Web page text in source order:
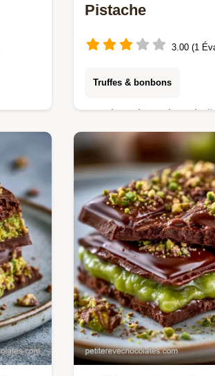
un
2h
Pistache
3.00 (1
Truffes & bonbons
Le Chocolat noir Dubaï
amertume et croquant.
votre tablette chocolat
maison avec notre
températures. Prêt en